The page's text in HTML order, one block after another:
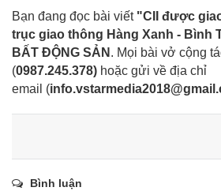
Bạn đang đọc bài viết "CII được
trục giao thông Hàng Xanh - Bình
BẤT ĐỘNG SẢN . Mọi bài vở cộng
(0987.245.378) hoặc gửi về địa chỉ
email (
Bình luận